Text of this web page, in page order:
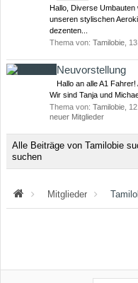
Hallo, Diverse
unseren stylischen
dezenten...
Thema von: Tamilobie
Neuvorstellung
Hallo an alle A1
Wir sind Tanja und
Thema von: Tamilobie
neuer Mitglieder
Alle Beiträge von Tamilobie
suchen
Mitglieder